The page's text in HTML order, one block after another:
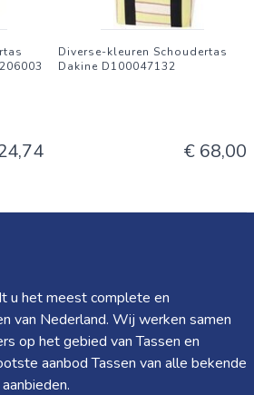
Diverse-kleuren Schoudertas
Dakine D100047132
€ 68,00
u het meest complete en
van Nederland. Wij werken samen
op het gebied van Tassen en
aanbod Tassen van alle bekende